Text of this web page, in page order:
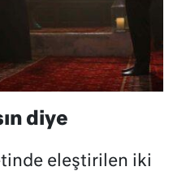
diye
eleştirilen iki